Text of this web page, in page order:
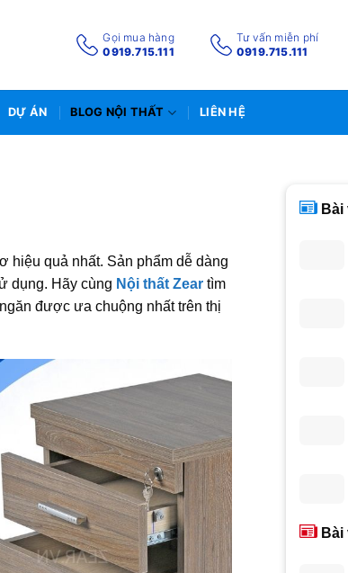
Gọi mua hàng
0919.715.111
Tư vấn miễn phí
0919.715.111
DỰ ÁN BLOG NỘI THẤT LIÊN HỆ
hiệu quả nhất. Sản phẩm dễ dàng
dụng. Hãy cùng Nội thất Zear tìm
được ưa chuộng nhất trên thị